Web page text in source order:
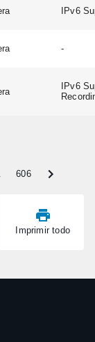
Imprimir todo
IPv6
-
IPv6
606